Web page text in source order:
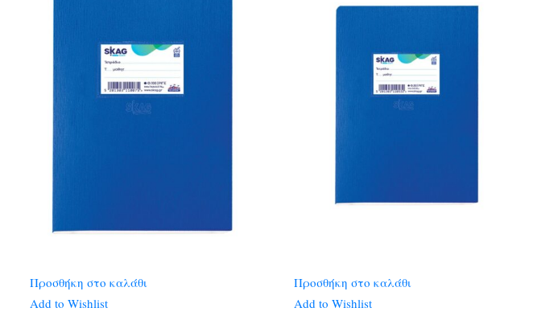
Προσθήκη στο καλάθι
Add to Wishlist
Προσθήκη στο καλάθι
Add to Wishlist